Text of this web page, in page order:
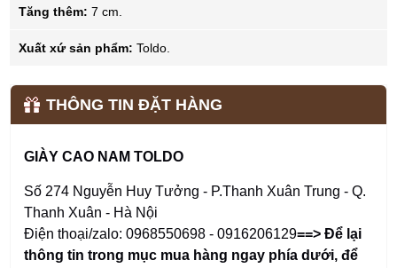
Tăng thêm: 7 cm.
Xuất xứ sản phẩm: Toldo.
THÔNG TIN ĐẶT HÀNG
GIÀY CAO NAM TOLDO
Số 274 Nguyễn Huy Tưởng - P.Thanh Xuân Trung - Q.
Thanh Xuân - Hà Nội
Điện thoại/zalo: 0968550698 - 0916206129==> Để lại
thông tin trong mục mua hàng ngay phía dưới,để